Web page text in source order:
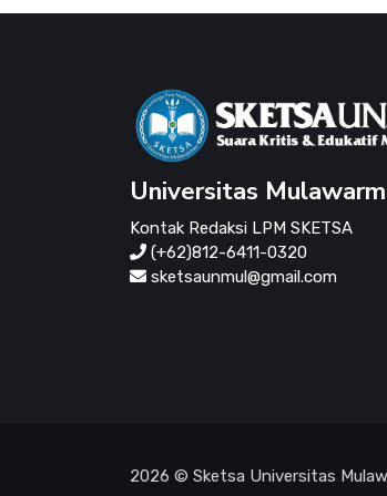
Universitas
Kontak Redaksi LPM SKETSA
(+62)812-6411-0320
sketsaunmul@gmail.com
2026 © Sketsa Universitas